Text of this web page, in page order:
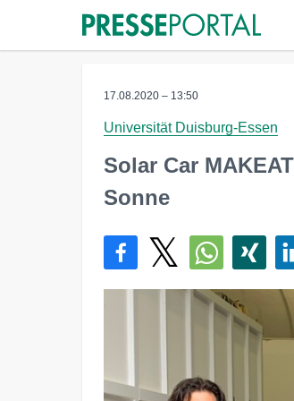
17.08.2020 – 13:50
Universität Duisburg-Essen
Solar Car
Sonne